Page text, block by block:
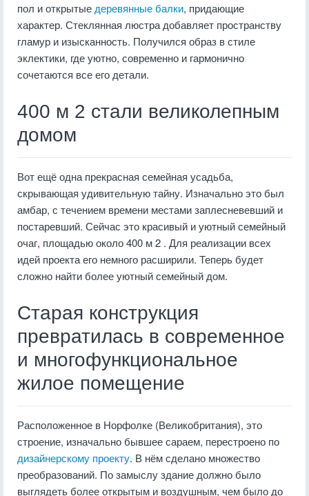
пол и открытые деревянные балки, придающие
характер. Стеклянная люстра добавляет пространству
гламур и изысканность. Получился образ в стиле
эклектики, где уютно, современно и гармонично
сочетаются все его детали.
400 м 2 стали великолепным
домом
Вот ещё одна прекрасная семейная усадьба,
скрывающая удивительную тайну. Изначально это был
амбар, с течением времени местами заплесневевший и
постаревший. Сейчас это красивый и уютный семейный
очаг, площадью около 400 м 2 . Для реализации всех
идей проекта его немного расширили. Теперь будет
сложно найти более уютный семейный дом.
Старая конструкция
превратилась в современное
и многофункциональное
жилое помещение
Расположенное в Норфолке (Великобритания), это
строение, изначально бывшее сараем, перестроено по
дизайнерскому проекту. В нём сделано множество
преобразований. По замыслу здание должно было
выглядеть более открытым и воздушным, чем было до